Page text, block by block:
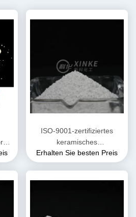
ISO-9001-zertifiziertes
keramisches
Wasserreduktionsmittel 1.0-
1.1 für Keramikkörper und
Erhalten Sie besten Preis